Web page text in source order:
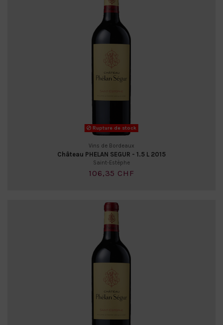
Rupture de stock
Vins de Bordeaux
Château PHELAN SEGUR - 1.5 L 2015
Saint-Estèphe
106,35 CHF